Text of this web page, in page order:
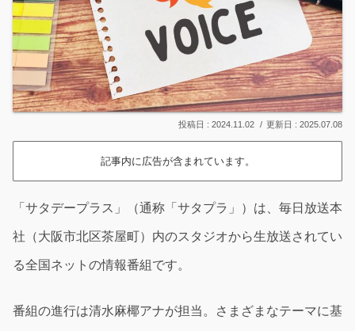
2024.11.02 2025.07.08
記事内に広告が含まれています。
「サタデープラス」（通称「サタプラ」）は、毎日放送本
社（大阪市北区茶屋町）内のスタジオから生放送されてい
る全国ネットの情報番組です。
番組の進行は清水麻椰アナが担当。さまざまなテーマに基